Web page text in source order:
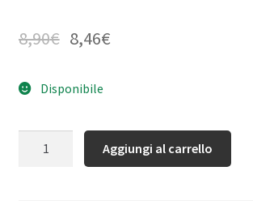
8,90€ 8,46€
Disponibile
Aggiungi al carrello